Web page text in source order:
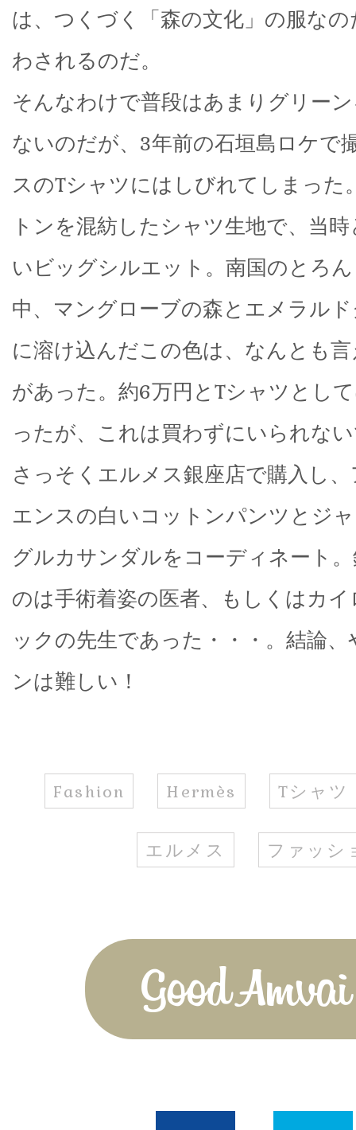
は、つくづく「森の文化」の服な
わされるのだ。
そんなわけで普段はあまりグリー
ないのだが、3年前の石垣島ロケで
スのTシャツにはしびれてしまった
トンを混紡したシャツ生地で、当
いビッグシルエット。南国のとろ
中、マングローブの森とエメラル
に溶け込んだこの色は、なんとも
があった。約6万円とTシャツとし
ったが、これは買わずにいられな
さっそくエルメス銀座店で購入し
エンスの白いコットンパンツとジ
グルカサンダルをコーディネート
のは手術着姿の医者、もしくはカ
ックの先生であった・・・。結論
ンは難しい！
Fashion Hermès Tシャツ
エルメス ファッシ